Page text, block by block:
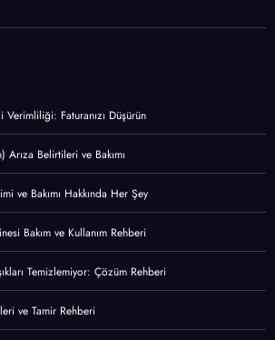
Verimliliği: Faturanızı Düşürün
Arıza Belirtileri ve Bakımı
ve Bakımı Hakkında Her Şey
Bakım ve Kullanım Rehberi
Temizlemiyor: Çözüm Rehberi
ve Tamir Rehberi